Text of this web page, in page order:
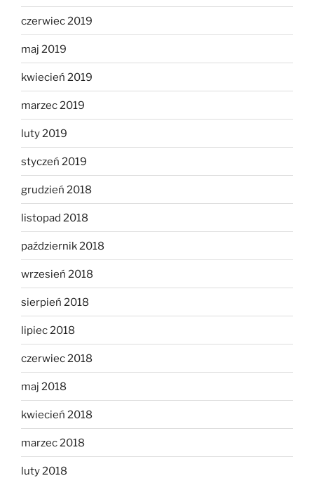
czerwiec 2019
maj 2019
kwiecień 2019
marzec 2019
luty 2019
styczeń 2019
grudzień 2018
listopad 2018
październik 2018
wrzesień 2018
sierpień 2018
lipiec 2018
czerwiec 2018
maj 2018
kwiecień 2018
marzec 2018
luty 2018